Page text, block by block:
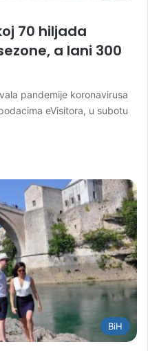
70 hiljada
a lani 300
pandemije koronavirusa
eVisitora, u subotu
BiH